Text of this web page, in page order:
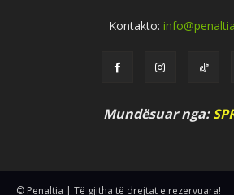
Kontakto:
Mundësuar nga:
© Penaltia | Të gjitha të drejtat e rezervuara!